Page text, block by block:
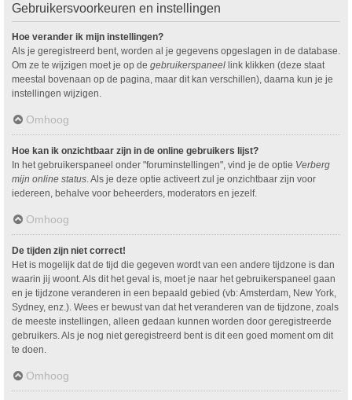
Gebruikersvoorkeuren en instellingen
Hoe verander ik mijn instellingen?
Als je geregistreerd bent, worden al je gegevens opgeslagen in de database.
Om ze te wijzigen moet je op de gebruikerspaneel link klikken (deze staat
meestal bovenaan op de pagina, maar dit kan verschillen), daarna kun je je
instellingen wijzigen.
Omhoog
Hoe kan ik onzichtbaar zijn in de online gebruikers lijst?
In het gebruikerspaneel onder "foruminstellingen", vind je de optie Verberg
mijn online status . Als je deze optie activeert zul je onzichtbaar zijn voor
iedereen, behalve voor beheerders, moderators en jezelf.
Omhoog
De tijden zijn niet correct!
Het is mogelijk dat de tijd die gegeven wordt van een andere tijdzone is dan
waarin jij woont. Als dit het geval is, moet je naar het gebruikerspaneel gaan
en je tijdzone veranderen in een bepaald gebied (vb: Amsterdam, New York,
Sydney, enz.). Wees er bewust van dat het veranderen van de tijdzone, zoals
de meeste instellingen, alleen gedaan kunnen worden door geregistreerde
gebruikers. Als je nog niet geregistreerd bent is dit een goed moment om dit
te doen.
Omhoog